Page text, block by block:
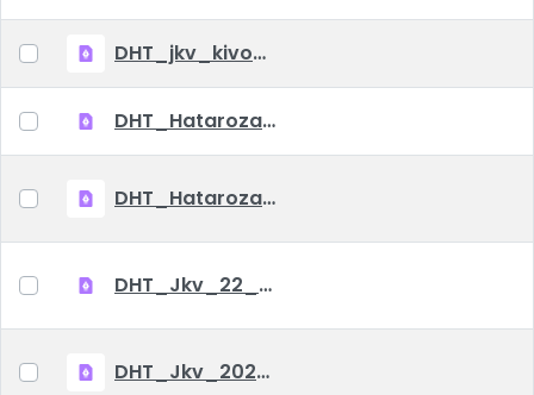
DHT_jkv_kivonat_07_03
DHT_Hatarozat_2022_07_06
DHT_Hatarozat_2022_05_06
DHT_Jkv_22_06_02
DHT_Jkv_2024_01_23